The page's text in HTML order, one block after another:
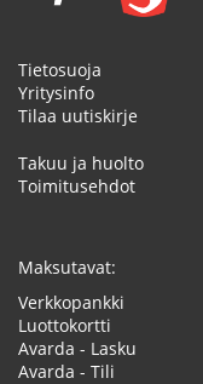
Tietosuoja
Yritysinfo
Tilaa uutiskirje
Takuu ja huolto
Toimitusehdot
Maksutavat:
Verkkopankki
Luottokortti
Avarda - Lasku
Avarda - Tili